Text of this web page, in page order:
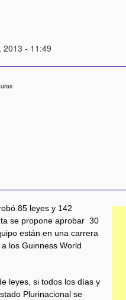
2013 - 11:49
85 leyes y 142
se propone aprobar 30
están en una carrera
los Guinness World
leyes, si todos los días y
Plurinacional se